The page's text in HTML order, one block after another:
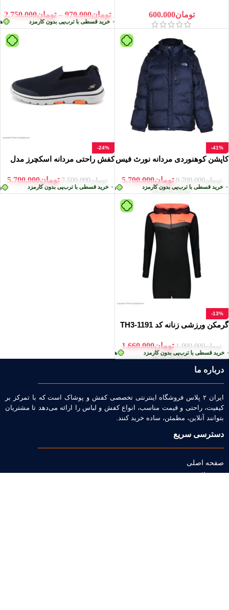
تومان600.000
هر هر قسط تومان خرید قسطی با ترب‌پی بدون کارمزد
تومان970.000
– تومان2.750.000
پرداخت اقساطی • خرید قسطی با ترب‌پی بدون قسطی با ترب‌پی بدون کارمزد
-41%
کاپشن کوهنوردی مردانه نورث فیس
تومان9.700.000 تومان5.700.000
پرداخت اقساطی • خرید قسطی با ترب‌پی بدون کارمزد بدون کارمزد
-24%
کفش راحتی مردانه اسکچرز مدل
تومان7.500.000 تومان5.700.000
هر قسط قسطی با ترب‌پی بدون کارمزد
-13%
گرمکن ورزشی زنانه کد TH3-1191
تومان1.900.000 تومان1.660.000
درباره ما
ایران ۲ پلاس فروشگاه اینترنتی تخصصی کفش و پوشاک است که با تمرکز بر
کیفیت، راحتی و قیمت مناسب، انواع کفش و لباس را ارائه می‌دهد تا مشتریان
بتوانند آنلاین، مطمئن، ساده خرید کنند.
دسترسی سریع
صفحه اصلی
محصولات